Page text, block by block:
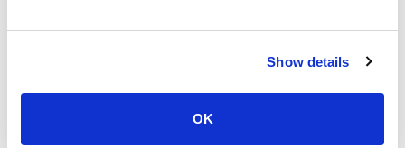
Show details
OK
タイ湾（サムイ島、パンガン島、タオ島、スラタニ）
すべての場所